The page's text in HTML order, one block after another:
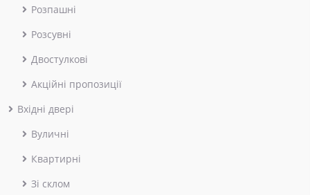
Розпашні
Розсувні
Двостулкові
Акційні пропозиції
Вхідні двері
Вуличні
Квартирні
Зі склом